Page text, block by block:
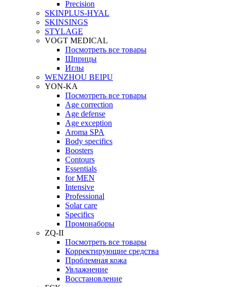
Precision
SKINPLUS-HYAL
SKINSINGS
STYLAGE
VOGT MEDICAL
Посмотреть все товары
Шприцы
Иглы
WENZHOU BEIPU
YON-KA
Посмотреть все товары
Age correction
Age defense
Age exception
Aroma SPA
Body specifics
Boosters
Contours
Essentials
for MEN
Intensive
Professional
Solar care
Specifics
Промонаборы
ZQ-II
Посмотреть все товары
Корректирующие средства
Проблемная кожа
Увлажнение
Восстановление